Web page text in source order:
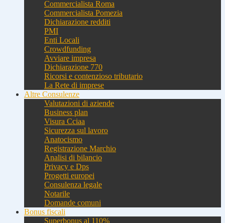
Commercialista Roma
Commercialista Pomezia
Dichiarazione redditi
PMI
Enti Locali
Crowdfunding
Avviare impresa
Dichiarazione 770
Ricorsi e contenzioso tributario
La Rete di imprese
Altre Consulenze
Valutazioni di aziende
Business plan
Visura Cciaa
Sicurezza sul lavoro
Anatocismo
Registrazione Marchio
Analisi di bilancio
Privacy e Dps
Progetti europei
Consulenza legale
Notarile
Domande comuni
Bonus fiscali
Superbonus al 110%